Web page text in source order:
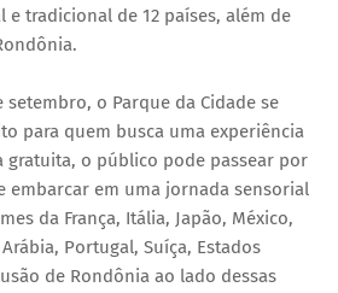
e tradicional de 12 países, além de
setembro, o Parque da Cidade se
para quem busca uma experiência
gratuita, o público pode passear por
embarcar em uma jornada sensorial
da França, Itália, Japão, México,
Portugal, Suíça, Estados
de Rondônia ao lado dessas